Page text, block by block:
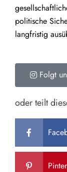
politische
langfristig
Folgt
oder teilt